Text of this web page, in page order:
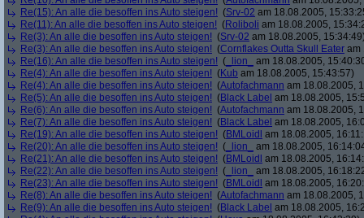
Re(15): An alle die besoffen ins Auto steigen! (Srv-02 am 18.08.2005,
Re(11): An alle die besoffen ins Auto steigen! (Roliboli am 18.08.2005,
Re(3): An alle die besoffen ins Auto steigen! (Srv-02 am 18.08.2005,
Re(3): An alle die besoffen ins Auto steigen! (Cornflakes Outta Skull Eater am
Re(16): An alle die besoffen ins Auto steigen! ( _lion_
am 18.08.2005,
Re(4): An alle die besoffen ins Auto steigen! (Kub am 18.08.2005, 15:43:57)
Re(4): An alle die besoffen ins Auto steigen! (Autofachmann am 18.08.2005,
Re(5): An alle die besoffen ins Auto steigen! (Black Label am 18.08.2005,
Re(6): An alle die besoffen ins Auto steigen! (Autofachmann am 18.08.2005,
Re(7): An alle die besoffen ins Auto steigen! (Black Label am 18.08.2005,
Re(19): An alle die besoffen ins Auto steigen! (BMLoidl am 18.08.2005,
Re(20): An alle die besoffen ins Auto steigen! ( _lion_
am 18.08.2005,
Re(21): An alle die besoffen ins Auto steigen! (BMLoidl am 18.08.2005,
Re(22): An alle die besoffen ins Auto steigen! ( _lion_
am 18.08.2005,
Re(23): An alle die besoffen ins Auto steigen! (BMLoidl am 18.08.2005,
Re(8): An alle die besoffen ins Auto steigen! (Autofachmann am 18.08.2005,
Re(9): An alle die besoffen ins Auto steigen! (Black Label am 18.08.2005,